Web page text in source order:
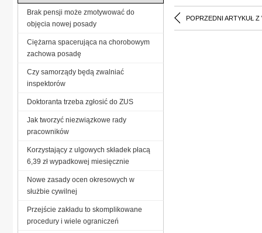
POPRZEDNI ARTYKUŁ Z
Brak pensji może zmotywować do
objęcia nowej posady
Ciężarna spacerująca na chorobowym
zachowa posadę
Czy samorządy będą zwalniać
inspektorów
Doktoranta trzeba zgłosić do ZUS
Jak tworzyć niezwiązkowe rady
pracowników
Korzystający z ulgowych składek płacą
6,39 zł wypadkowej miesięcznie
Nowe zasady ocen okresowych w
służbie cywilnej
Przejście zakładu to skomplikowane
procedury i wiele ograniczeń